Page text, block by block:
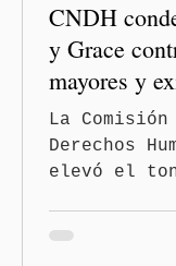
CNDH
y Grace
mayores y
frenar
La
Derechos
elevó el